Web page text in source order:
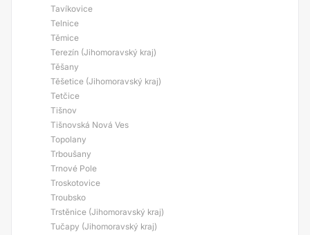
Tavíkovice
Telnice
Těmice
Terezín (Jihomoravský kraj)
Těšany
Těšetice (Jihomoravský kraj)
Tetčice
Tišnov
Tišnovská Nová Ves
Topolany
Trboušany
Trnové Pole
Troskotovice
Troubsko
Trstěnice (Jihomoravský kraj)
Tučapy (Jihomoravský kraj)